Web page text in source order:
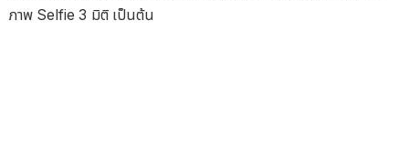
ภาพ Selfie 3 มิติ เป็นต้น